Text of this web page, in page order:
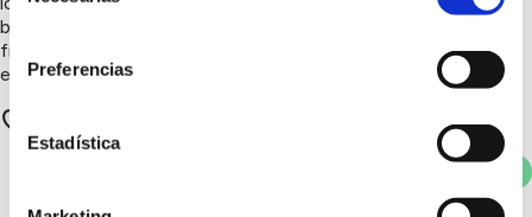
consentimiento
Preferencias
Estadística
biodiversidad, reduce el uso de recursos y produce alimentos
frescos, locales y libres de químicos, fortaleciendo el vínculo
entre las personas y la tierra.